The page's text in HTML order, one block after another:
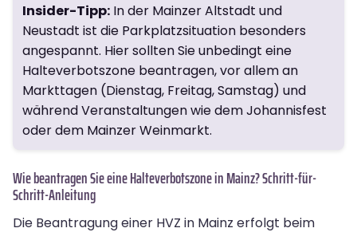
Insider-Tipp: In der Mainzer Altstadt und
Neustadt ist die Parkplatzsituation besonders
angespannt. Hier sollten Sie unbedingt eine
Halteverbotszone beantragen, vor allem an
Markttagen (Dienstag, Freitag, Samstag) und
während Veranstaltungen wie dem Johannisfest
oder dem Mainzer Weinmarkt.
Wie beantragen Sie eine Halteverbotszone in Mainz? Schritt-für-
Schritt-Anleitung
Die Beantragung einer HVZ in Mainz erfolgt beim